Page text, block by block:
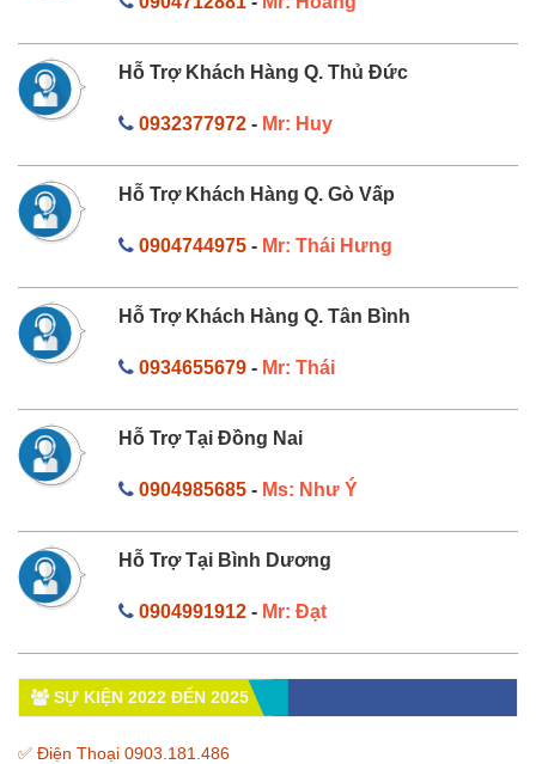
Hỗ Trợ Khách Hàng Q. Thủ Đức
0932377972- Mr: Huy
Hỗ Trợ Khách Hàng Q. Gò Vấp
0904744975- Mr: Thái Hưng
Hỗ Trợ Khách Hàng Q. Tân Bình
0934655679- Mr: Thái
Hỗ Trợ Tại Đồng Nai
0904985685- Ms: Như Ý
Hỗ Trợ Tại Bình Dương
0904991912- Mr: Đạt
SỰ KIỆN 2022 ĐẾN 2025
✅ Điện Thoại 0903.181.486